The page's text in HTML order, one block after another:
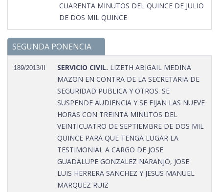
CUARENTA MINUTOS DEL QUINCE DE JULIO
DE DOS MIL QUINCE
SEGUNDA PONENCIA
189/2013/II SERVICIO CIVIL. LIZETH ABIGAIL MEDINA
MAZON EN CONTRA DE LA SECRETARIA DE
SEGURIDAD PUBLICA Y OTROS. SE
SUSPENDE AUDIENCIA Y SE FIJAN LAS NUEVE
HORAS CON TREINTA MINUTOS DEL
VEINTICUATRO DE SEPTIEMBRE DE DOS MIL
QUINCE PARA QUE TENGA LUGAR LA
TESTIMONIAL A CARGO DE JOSE
GUADALUPE GONZALEZ NARANJO, JOSE
LUIS HERRERA SANCHEZ Y JESUS MANUEL
MARQUEZ RUIZ